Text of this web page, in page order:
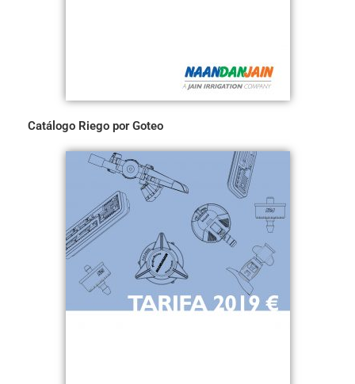
Catálogo Riego por Goteo